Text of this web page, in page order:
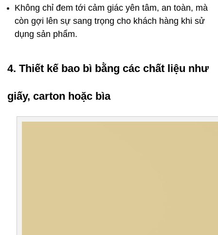
Không chỉ đem tới cảm giác yên tâm, an toàn, mà
còn gợi lên sự sang trọng cho khách hàng khi sử
dụng sản phẩm.
4. Thiết kế bao bì bằng các chất liệu như
giấy, carton hoặc bìa